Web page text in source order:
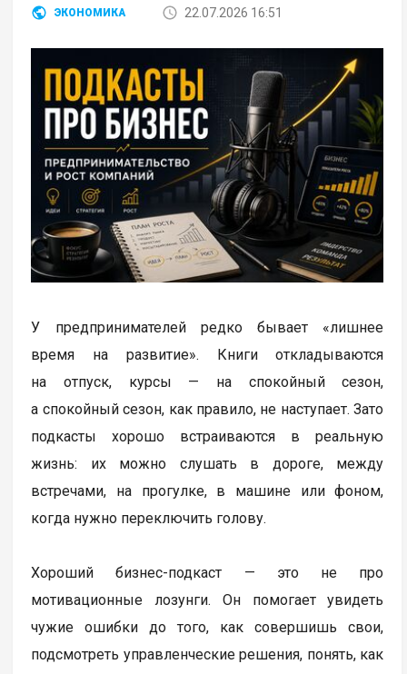
ЭКОНОМИКА 22.07.2026 16:51
У предпринимателей редко бывает «лишнее
время на развитие». Книги откладываются
на отпуск, курсы — на спокойный сезон,
а спокойный сезон, как правило, не наступает. Зато
подкасты хорошо встраиваются в реальную
жизнь: их можно слушать в дороге, между
встречами, на прогулке, в машине или фоном,
когда нужно переключить голову.
Хороший бизнес-подкаст — это не про
мотивационные лозунги. Он помогает увидеть
чужие ошибки до того, как совершишь свои,
подсмотреть управленческие решения, понять, как